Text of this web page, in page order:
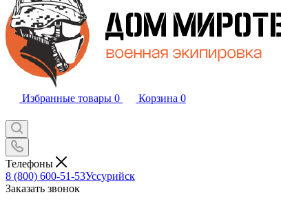
Избранные товары 0 Корзина 0
Телефоны
8 (800) 600-51-53Уссурийск
Заказать звонок